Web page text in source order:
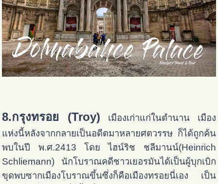
8.กรุงทรอย (Troy) เมืองเก่าแก่ในตำนาน เมือง
แห่งนี้หลังจากกลายเป็นอดีตมาหลายศตวรรษ ก็ได้ถูกค้น
พบในปี พ.ศ.2413 โดย ไฮน์ริช ชลีมานน์(Heinrich
Schliemann) นักโบราณคดีชาวเยอรมันได้เป็นผู้บุกเบิก
ขุดพบซากเมืองโบราณขึ้นซึ่งก็คือเมืองทรอยนี่เอง เป็น